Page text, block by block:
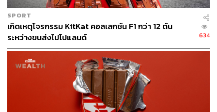
Photo:Courtesy of Etude House
พิสูจน์อักษร:
อ้างอิง:
www.allure.com/story/etude-house-kit-kat-eye-shado
w-palettes
KitKat
SPORT
เกิดเหตุโจรกรรม KitKat คอลเลกชัน F1 กว่า 12 ตัน
ระหว่างขนส่งไปโปแลนด์
634